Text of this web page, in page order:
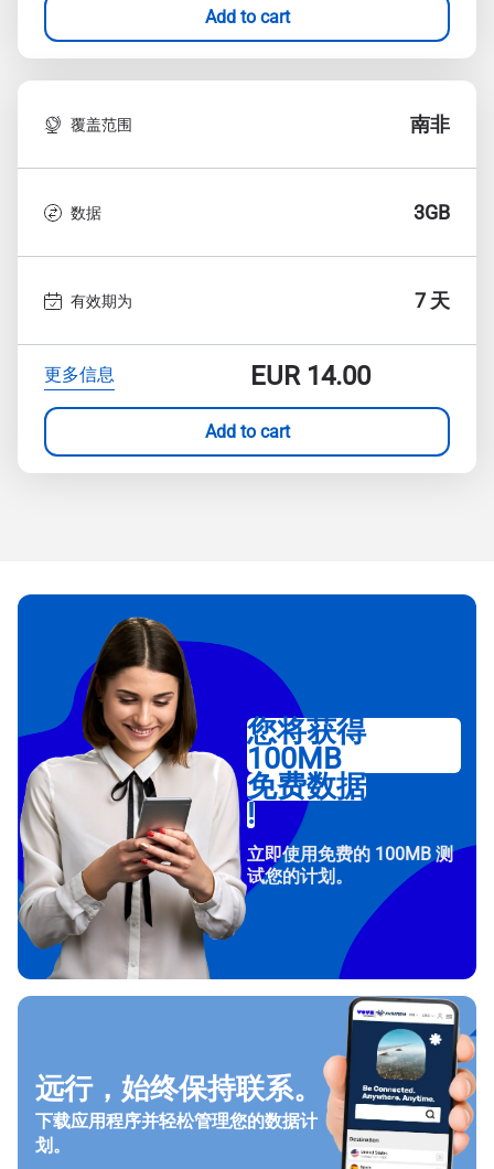
Add to cart
覆盖范围 南非
数据 3GB
有效期为 7 天
更多信息 EUR14.00
Add to cart
您将获得
100MB
免费数据
!
立即使用免费的 100MB 测
试您的计划。
远行，始终保持联系。
下载应用程序并轻松管理您的数据计
划。